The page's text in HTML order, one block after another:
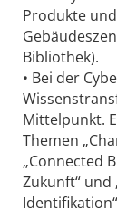
Produkte
Bibliothek).
• Bei der
Mittelpunkt.
Themen
„Connected
Zukunft“